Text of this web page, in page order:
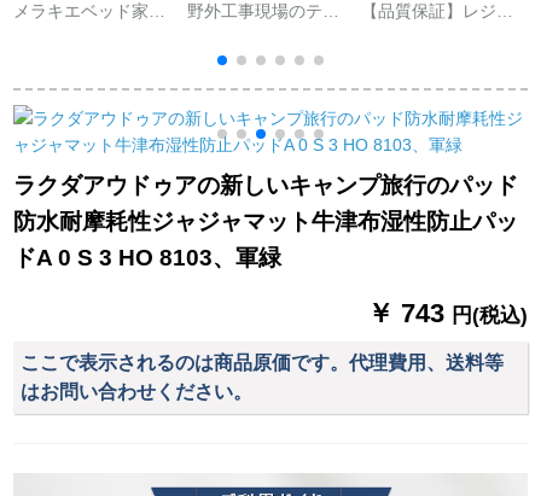
メラキエベッド家庭
れマット厚め昼休み
ベッド折りたたみ畳
み携帯ベッドダンベ
ル高床【ベルベトベ
ージュ】幅137+ポン
プ内蔵
野外工事現場のテー
テンティア厚い防水
テン養殖養蜂テトン
亜鉛メッキリング管
迷彩オックスフォー
ド布2 x 3
【品質保証】レジカ
畳畳畳畳畳の泡マッ
トマットマットマッ
トマットマットマッ
トマットマットマッ
ト怠け者マットマッ
トマット厚め湿气防
クドット+緑
ラクダアウドゥアの新しいキャンプ旅行のパッド
防水耐摩耗性ジャジャマット牛津布湿性防止パッ
ドA 0 S 3 HO 8103、軍緑
￥ 743 円(税込)
ここで表示されるのは商品原価です。代理費用、送料等
はお問い合わせください。